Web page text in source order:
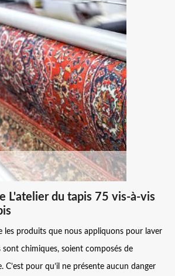
L'atelier du tapis 75 vis-à-vis
les produits que nous appliquons pour laver
sont chimiques, soient composés de
C’est pour qu’il ne présente aucun danger